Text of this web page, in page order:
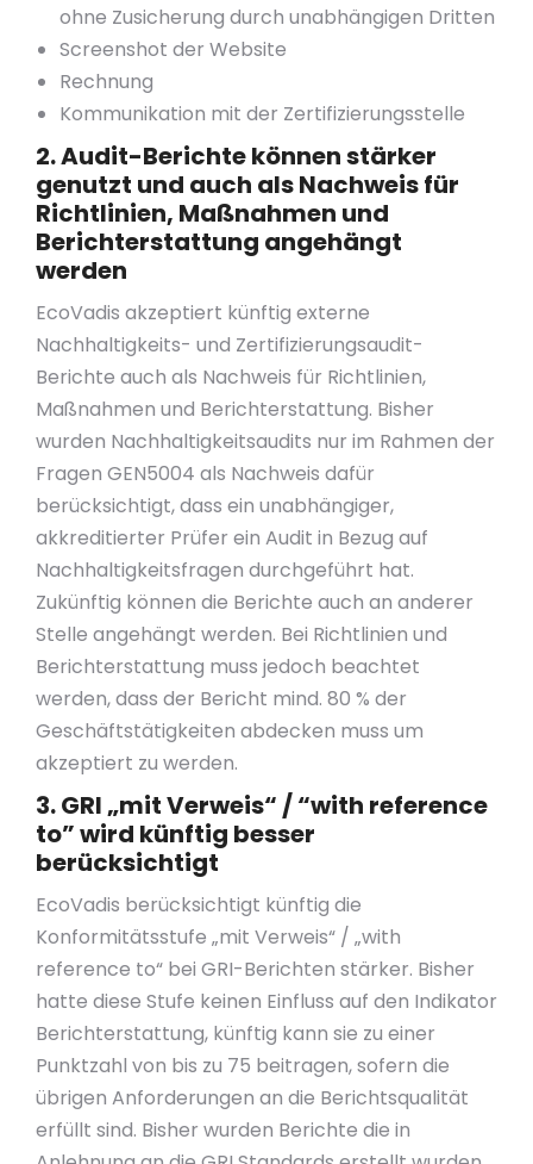
ohne Zusicherung durch unabhängigen Dritten
Screenshot der Website
Rechnung
Kommunikation mit der Zertifizierungsstelle
2. Audit-Berichte können stärker
genutzt und auch als Nachweis für
Richtlinien, Maßnahmen und
Berichterstattung angehängt
werden
EcoVadis akzeptiert künftig externe
Nachhaltigkeits- und Zertifizierungsaudit-
Berichte auch als Nachweis für Richtlinien,
Maßnahmen und Berichterstattung. Bisher
wurden Nachhaltigkeitsaudits nur im Rahmen der
Fragen GEN5004 als Nachweis dafür
berücksichtigt, dass ein unabhängiger,
akkreditierter Prüfer ein Audit in Bezug auf
Nachhaltigkeitsfragen durchgeführt hat.
Zukünftig können die Berichte auch an anderer
Stelle angehängt werden. Bei Richtlinien und
Berichterstattung muss jedoch beachtet
werden, dass der Bericht mind. 80 % der
Geschäftstätigkeiten abdecken muss um
akzeptiert zu werden.
3. GRI „mit Verweis“ / “with reference
to” wird künftig besser
berücksichtigt
EcoVadis berücksichtigt künftig die
Konformitätsstufe „mit Verweis“ / „with
reference to“ bei GRI-Berichten stärker. Bisher
hatte diese Stufe keinen Einfluss auf den Indikator
Berichterstattung, künftig kann sie zu einer
Punktzahl von bis zu 75 beitragen, sofern die
übrigen Anforderungen an die Berichtsqualität
erfüllt sind. Bisher wurden Berichte die in